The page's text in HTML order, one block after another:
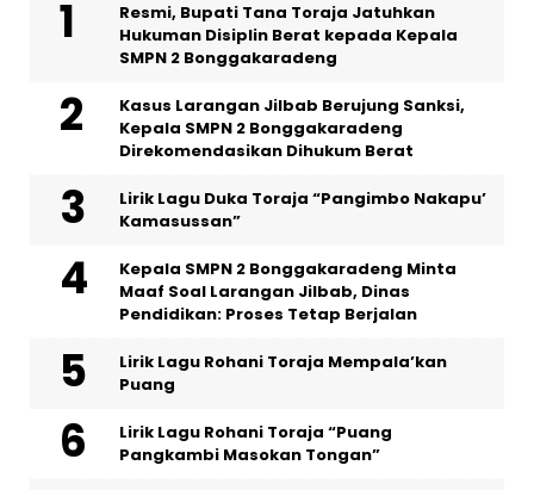
Resmi, Bupati Tana Toraja Jatuhkan
Hukuman Disiplin Berat kepada Kepala
SMPN 2 Bonggakaradeng
Kasus Larangan Jilbab Berujung Sanksi,
Kepala SMPN 2 Bonggakaradeng
Direkomendasikan Dihukum Berat
Lirik Lagu Duka Toraja “Pangimbo Nakapu’
Kamasussan”
Kepala SMPN 2 Bonggakaradeng Minta
Maaf Soal Larangan Jilbab, Dinas
Pendidikan: Proses Tetap Berjalan
Lirik Lagu Rohani Toraja Mempala’kan
Puang
Lirik Lagu Rohani Toraja “Puang
Pangkambi Masokan Tongan”